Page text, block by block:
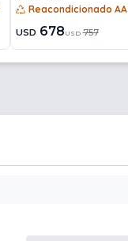
Reacondicionado AA
USD 678 USD 757